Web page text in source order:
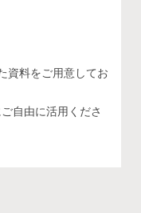
資料をご用意してお
自由に活用くださ